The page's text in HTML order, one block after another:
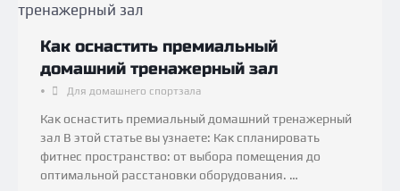
Как оснастить премиальный
домашний тренажерный зал
• Для домашнего спортзала
Как оснастить премиальный домашний тренажерный
зал В этой статье вы узнаете: Как спланировать
фитнес пространство: от выбора помещения до
оптимальной расстановки оборудования. …